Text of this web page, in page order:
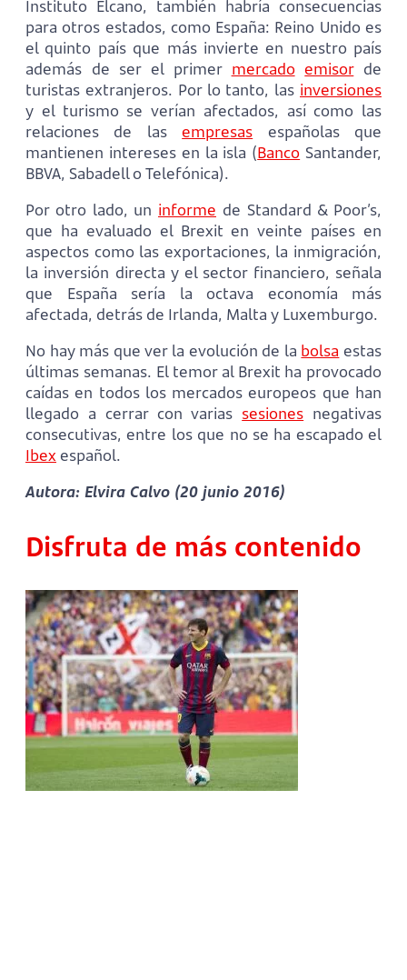
Instituto Elcano, también habría consecuencias
para otros estados, como España: Reino Unido es
el quinto país que más invierte en nuestro país
además de ser el primer mercado emisorde
turistas extranjeros. Por lo tanto, las inversiones
y el turismo se verían afectados, así como las
relaciones de lasempresas españolas que
mantienen intereses en la isla (Banco Santander,
BBVA, Sabadell o Telefónica).
Por otro lado, un informe de Standard & Poor’s,
que ha evaluado el Brexit en veinte países en
aspectos como las exportaciones, la inmigración,
la inversión directa y el sector financiero, señala
que España sería la octava economía más
afectada, detrás de Irlanda, Malta y Luxemburgo.
No hay más que ver la evolución de la bolsa estas
últimas semanas. El temor al Brexit ha provocado
caídas en todos los mercados europeos que han
llegado a cerrar con varias sesiones negativas
consecutivas, entre los que no se ha escapado el
Ibex español.
Autora: Elvira Calvo (20 junio 2016)
Disfruta de más contenido